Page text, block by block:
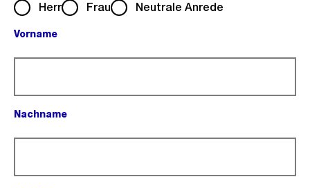
Herr Frau Neutrale Anrede
Vorname
Nachname